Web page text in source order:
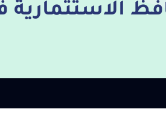
الاستثمارية